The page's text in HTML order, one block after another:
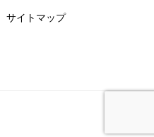
サイトマップ